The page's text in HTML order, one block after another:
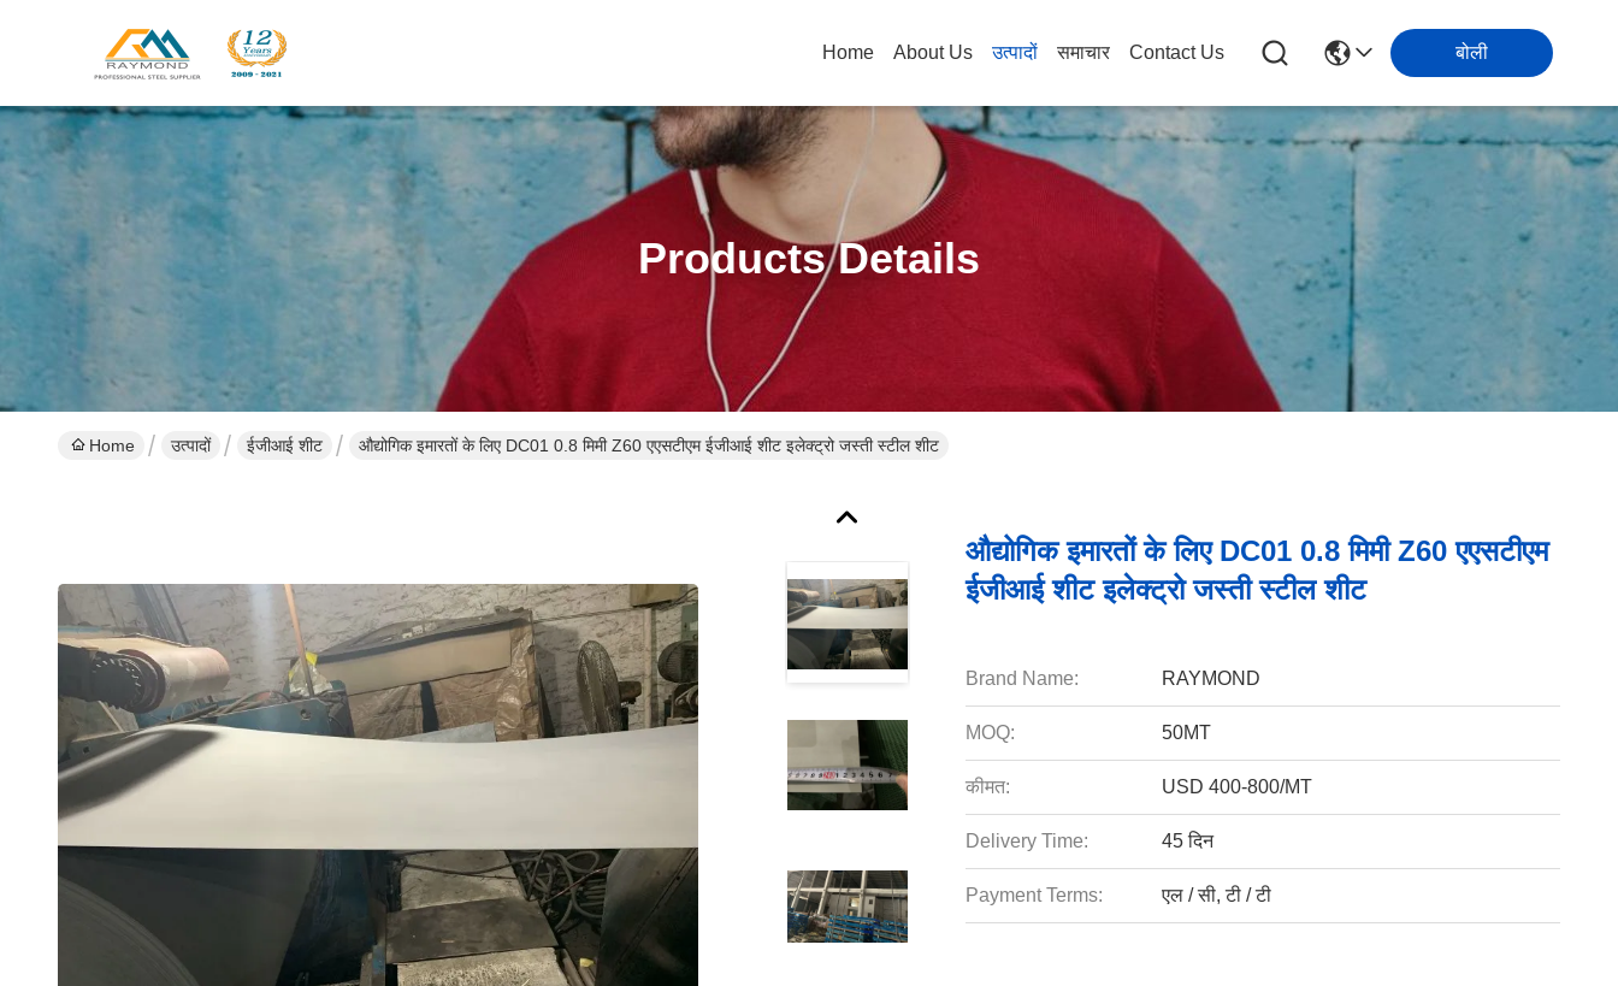
Home About Us उत्पादों समाचार Contact Us बोली
Products Details
Home उत्पादों ईजीआई शीट औद्योगिक इमारतों के लिए DC01 0.8 मिमी Z60 एएसटीएम ईजीआई शीट इलेक्ट्रो जस्ती स्टील शीट
औद्योगिक इमारतों के लिए DC01 0.8 मिमी Z60 एएसटीएम
ईजीआई शीट इलेक्ट्रो जस्ती स्टील शीट
Brand Name: RAYMOND
MOQ: 50MT
कीमत: USD 400-800/MT
Delivery Time: 45 दिन
Payment Terms: एल / सी, टी / टी